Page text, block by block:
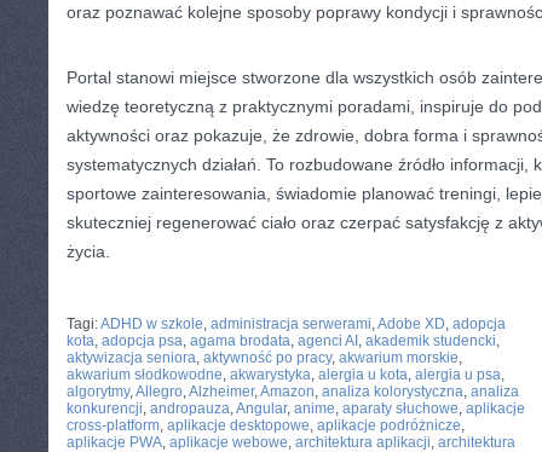
oraz poznawać kolejne sposoby poprawy kondycji i
Portal stanowi miejsce stworzone dla wszystkich osób
wiedzę teoretyczną z praktycznymi poradami, inspiruje do
aktywności oraz pokazuje, że zdrowie, dobra forma i
systematycznych działań. To rozbudowane źródło informacji,
sportowe zainteresowania, świadomie planować treningi,
skuteczniej regenerować ciało oraz czerpać satysfakcję z
życia.
Tagi:ADHD w szkole, administracja serwerami,Adobe XD, adopcja
kota, adopcja psa, agama brodata, agenci AI , akademik studencki,
aktywizacja seniora, aktywność po pracy, akwarium morskie,
akwarium słodkowodne, akwarystyka, alergia u kota, alergia u psa,
algorytmy,Allegro,Alzheimer,Amazon, analiza kolorystyczna, analiza
konkurencji, andropauza,Angular, anime, aparaty słuchowe, aplikacje
cross-platform, aplikacje desktopowe, aplikacje podróżnicze,
aplikacje PWA, aplikacje webowe, architektura aplikacji, architektura